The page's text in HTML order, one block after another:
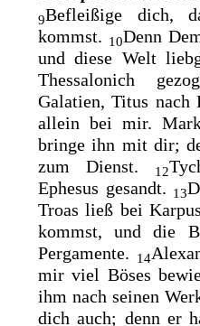
9Befleißige dich,
kommst. 10Denn
und diese Welt
Thessalonich
Galatien, Titus nach
allein bei mir.
bringe ihn mit dir;
zum Dienst.
12
Ephesus gesandt. 13
Troas ließ bei
kommst, und die
Pergamente.
14
mir viel Böses
ihm nach seinen
dich auch; denn er